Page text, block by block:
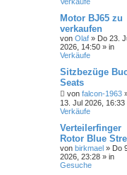
Motor BJ65 zu
verkaufen
von Olaf » Do 23.
2026, 14:50 » in
Verkäufe
Sitzbezüge
Seats
von falcon-1963
13. Jul 2026, 16:33
Verkäufe
Verteilerfinger
Rotor Blue
von birkmael » Do
2026, 23:28 » in
Gesuche